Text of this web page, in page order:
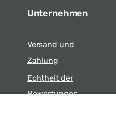
Unternehmen
Versand und
Zahlung
Echtheit der
Bewertungen